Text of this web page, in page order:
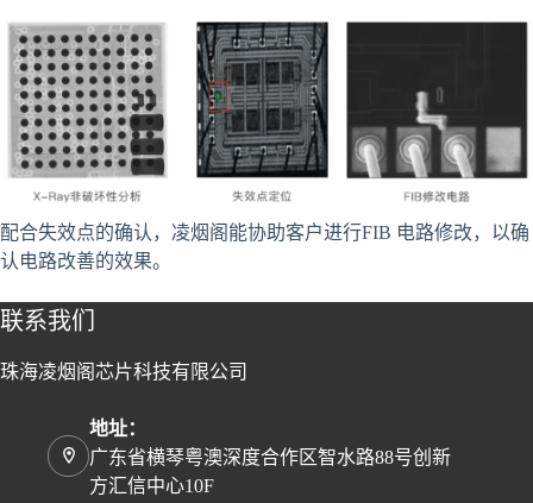
配合失效点的确认，凌烟阁能协助客户进行FIB 电路修改，以确
认电路改善的效果。
联系我们
珠海凌烟阁芯片科技有限公司
地址：
广东省横琴粤澳深度合作区智水路88号创新
方汇信中心10F